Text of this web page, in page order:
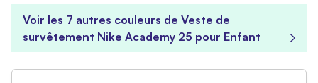
Voir les 7 autres couleurs de Veste de
survêtement Nike Academy 25 pour Enfant